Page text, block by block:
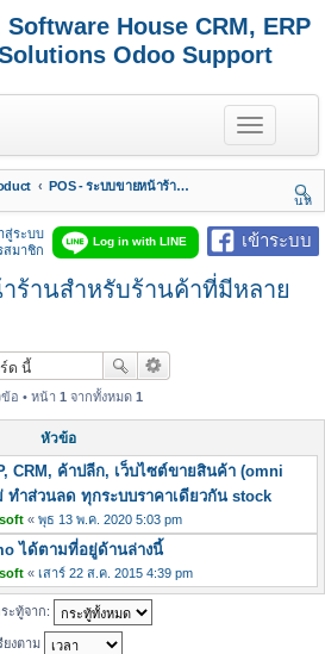
House CRM, ERP
Odoo Support
T
o
g
e
n
a
i
g
POS - ระบบขายหน้าร้านสำหรับร้านค้าที่มีหลายสาขา
นห
า
เข้าระบบ
Log in with LINE
สู่ระบบ
สมาชิก
ร้านสำหรับร้านค้าที่มีหลาย
อ • หน้า 1 จากทั้งหมด 1
หัวข้อ
CRM, ค้าปลีก, เว็บไซต์ขายสินค้า (omni
ทำส่วนลด ทุกระบบราคาเดียวกัน stock
« พุธ 13 พ.ค. 2020 5:03 pm
ได้ตามที่อยู่ด้านล่างนี้
« เสาร์ 22 ส.ค. 2015 4:39 pm
ะทู้จาก:
ยงตาม